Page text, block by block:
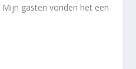
gasten vonden het een